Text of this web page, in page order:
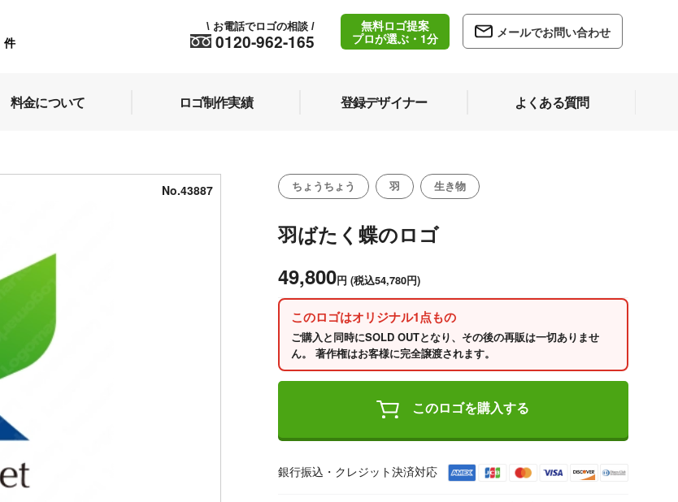
件 0120-962-165
\ お電話でロゴの相談 /
無料ロゴ提案
プロが選ぶ・1分
メールでお問い合わせ
料金について ロゴ制作実績 登録デザイナー よくある質問
No.43887 ちょうちょう 羽 生き物
羽ばたく蝶のロゴ
49,800円 (税込54,780円)
このロゴはオリジナル1点もの
ご購入と同時にSOLD OUTとなり、その後の再販は一切ありませ
ん。 著作権はお客様に完全譲渡されます。
このロゴを購入する
銀行振込・クレジット決済対応